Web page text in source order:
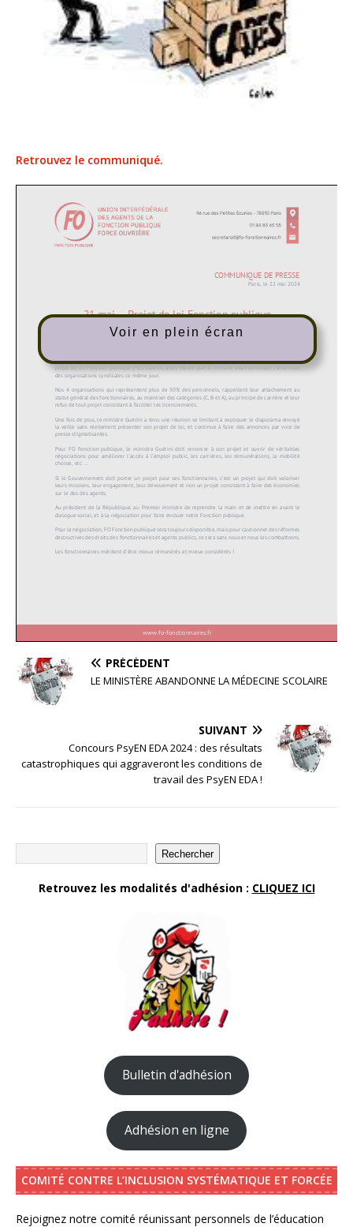
Retrouvez le communiqué.
Voir en plein écran
PRÉCÉDENT
LE MINISTÈRE ABANDONNE LA MÉDECINE SCOLAIRE
SUIVANT
Concours PsyEN EDA 2024 : des résultats
catastrophiques qui aggraveront les conditions de
travail des PsyEN EDA !
Rechercher
Retrouvez les modalités d'adhésion : CLIQUEZ ICI
Bulletin d'adhésion
Adhésion en ligne
COMITÉ CONTRE L’INCLUSION SYSTÉMATIQUE ET FORCÉE
Rejoignez notre comité réunissant personnels de l’éducation